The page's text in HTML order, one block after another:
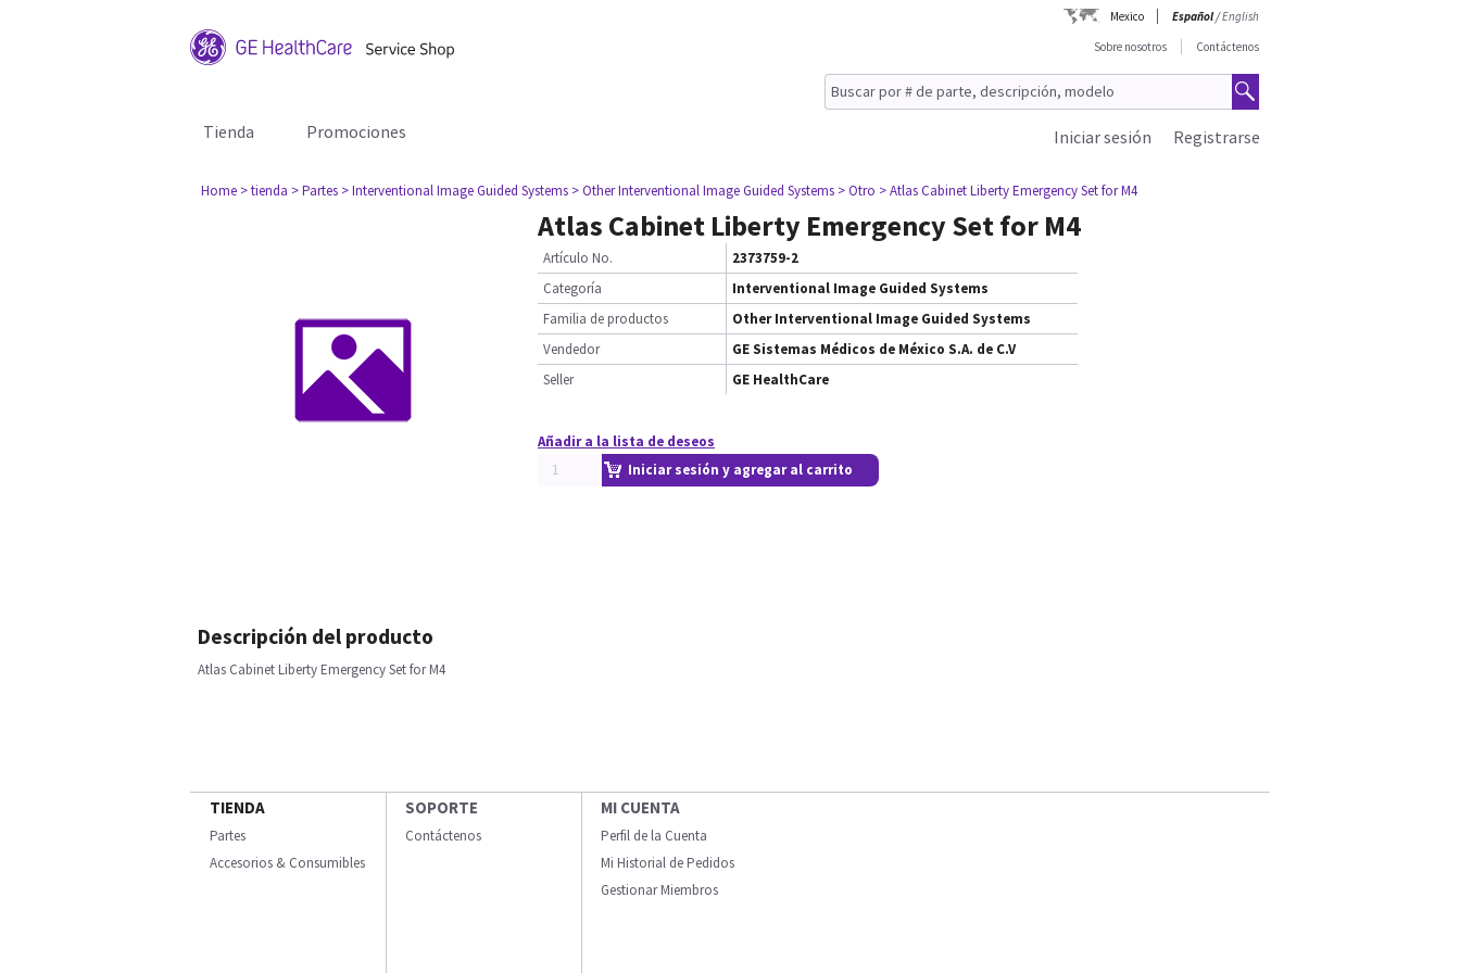
Mexico Español/English
Sobre nosotros
Contáctenos
Tienda Promociones Registrarse
Iniciar sesión
Home > tienda > Partes > Interventional Image Guided Systems > Other Interventional Image Guided Systems > Otro > Atlas Cabinet Liberty Emergency Set for M4
Atlas Cabinet Liberty Emergency Set for M4
Artículo No.
2373759-2
Categoría
Interventional Image Guided Systems
Familia de productos
Other Interventional Image Guided Systems
Vendedor
GE Sistemas Médicos de México S.A. de C.V
Seller
GE HealthCare
Añadir a la lista de deseos
Iniciar sesión y agregar al carrito
Descripción del producto
Atlas Cabinet Liberty Emergency Set for M4
TIENDA
Partes
Accesorios & Consumibles
SOPORTE
Contáctenos
MI CUENTA
Perfil de la Cuenta
Mi Historial de Pedidos
Gestionar Miembros